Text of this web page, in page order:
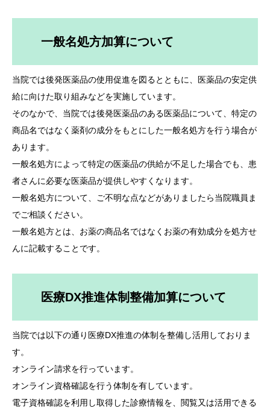
一般名処方加算について
当院では後発医薬品の使用促進を図るとともに、医薬品の安定供
給に向けた取り組みなどを実施しています。
そのなかで、当院では後発医薬品のある医薬品について、特定の
商品名ではなく薬剤の成分をもとにした一般名処方を行う場合が
あります。
一般名処方によって特定の医薬品の供給が不足した場合でも、患
者さんに必要な医薬品が提供しやすくなります。
一般名処方について、ご不明な点などがありましたら当院職員ま
でご相談ください。
一般名処方とは、お薬の商品名ではなくお薬の有効成分を処方せ
んに記載することです。
医療DX推進体制整備加算について
当院では以下の通り医療DX推進の体制を整備し活用しておりま
す。
オンライン請求を行っています。
オンライン資格確認を行う体制を有しています。
電子資格確認を利用し取得した診療情報を、閲覧又は活用できる